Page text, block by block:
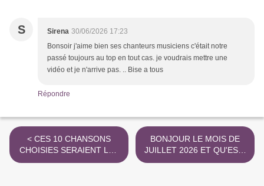
S Sirena 30/06/2026 17:23
Bonsoir j'aime bien ses chanteurs musiciens c'était notre
passé toujours au top en tout cas. je voudrais mettre une
vidéo et je n'arrive pas. .. Bise a tous
Répondre
< CES 10 CHANSONS
CHOISIES SERAIENT LES
PLUS CONNUES AU
BONJOUR LE MOIS DE
JUILLET 2026 ET QU'EST-
CE-QUE CE MOIS ? >